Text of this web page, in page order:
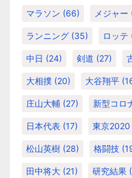
マラソン (66) メジャー
ランニング (35) ロッテ
中日 (24) 剣道 (27)
大相撲 (20) 大谷翔平
庄山大輔 (27) 新型コロ
日本代表 (17) 東京2020
松山英樹 (28) 格闘技
田中将大 (21) 研究結果